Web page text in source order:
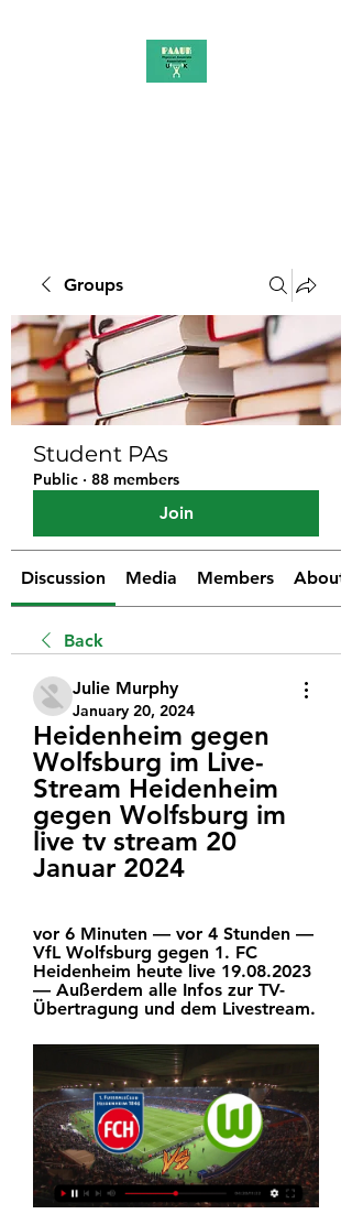
Groups
Student PAs
Public · 88 members
Join
Discussion Media Members About
Back
Julie Murphy
January 20, 2024
Heidenheim gegen
Wolfsburg im Live-
Stream Heidenheim
gegen Wolfsburg im
live tv stream 20
Januar 2024
vor 6 Minuten — vor 4 Stunden —
VfL Wolfsburg gegen 1. FC
Heidenheim heute live 19.08.2023
— Außerdem alle Infos zur TV-
Übertragung und dem Livestream.